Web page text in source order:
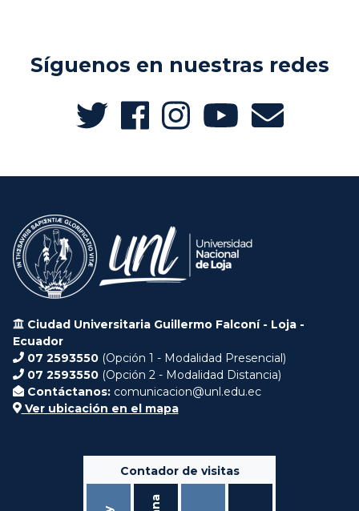
Síguenos en nuestras redes
Ciudad Universitaria Guillermo Falconí - Loja -
Ecuador
07 2593550 (Opción 1 - Modalidad Presencial)
07 2593550 (Opción 2 - Modalidad Distancia)
Contáctanos: comunicacion@unl.edu.ec
Ver ubicación en el mapa
Contador de visitas